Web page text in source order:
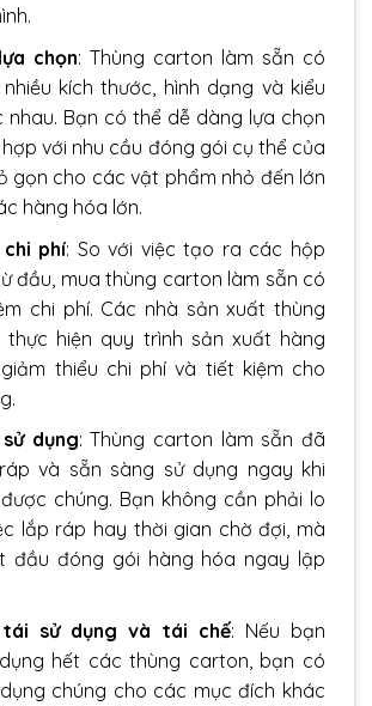
chọn: Thùng carton làm sẵn có
kích thước, hình dạng và kiểu
nhau. Bạn có thể dễ dàng lựa chọn
với nhu cầu đóng gói cụ thể của
gọn cho các vật phẩm nhỏ đến lớn
hàng hóa lớn.
phí: So với việc tạo ra các hộp
đầu, mua thùng carton làm sẵn có
chi phí. Các nhà sản xuất thùng
hiện quy trình sản xuất hàng
thiểu chi phí và tiết kiệm cho
dụng: Thùng carton làm sẵn đã
và sẵn sàng sử dụng ngay khi
chúng. Bạn không cần phải lo
lắp ráp hay thời gian chờ đợi, mà
đầu đóng gói hàng hóa ngay lập
sử dụng và tái chế: Nếu bạn
hết các thùng carton, bạn có
chúng cho các mục đích khác